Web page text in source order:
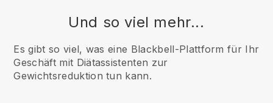
Und so viel mehr...
Es gibt so viel, was eine Blackbell-Plattform für Ihr
Geschäft mit Diätassistenten zur
Gewichtsreduktion tun kann.